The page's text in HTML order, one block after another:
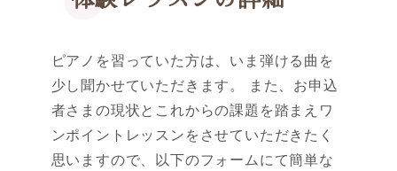
ピアノを習っていた方は、いま弾ける曲を
少し聞かせていただきます。 また、お申込
者さまの現状とこれからの課題を踏まえワ
ンポイントレッスンをさせていただきたく
思いますので、以下のフォームにて簡単な